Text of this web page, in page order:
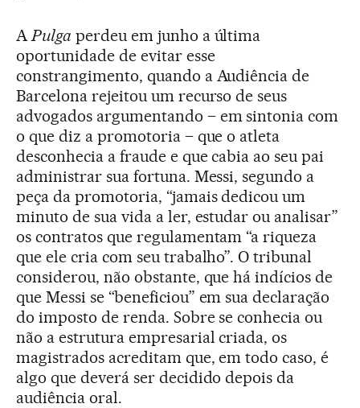
APulga perdeu em junho a última
oportunidade de evitar esse
constrangimento, quando a Audiência de
Barcelona rejeitou um recurso de seus
advogados argumentando – em sintonia com
o que diz a promotoria – que o atleta
desconhecia a fraude e que cabia ao seu pai
administrar sua fortuna. Messi, segundo a
peça da promotoria, “jamais dedicou um
minuto de sua vida a ler, estudar ou analisar”
os contratos que regulamentam “a riqueza
que ele cria com seu trabalho”. O tribunal
considerou, não obstante, que há indícios de
que Messi se “beneficiou” em sua declaração
do imposto de renda. Sobre se conhecia ou
não a estrutura empresarial criada, os
magistrados acreditam que, em todo caso, é
algo que deverá ser decidido depois da
audiência oral.